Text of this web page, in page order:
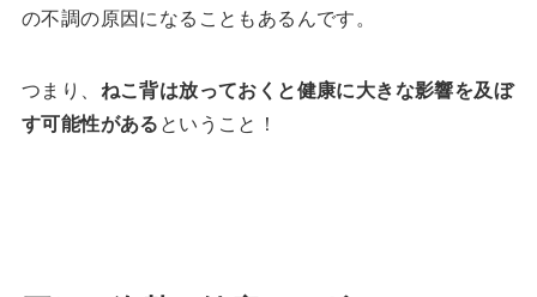
の不調の原因になることもあるんです。
つまり、 ねこ背は放っておくと健康に大きな影響を及ぼ
す可能性があるということ！